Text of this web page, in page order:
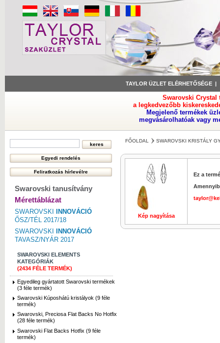
TAYLOR ÜZLET ELÉRHETŐSÉGE
Swarovski Crystal
a legkedvezőbb
Megjelenő termékek
megvásárolhatóak vagy
Swarovski tanusítvány
Mérettáblázat
SWAROVSKI
INNOVÁCIÓ
ŐSZ/TÉL 2017/18
SWAROVSKI
INNOVÁCIÓ
TAVASZ/NYÁR 2017
SWAROVSKI ELEMENTS
KATEGÓRIÁK
(2434 FÉLE TERMÉK)
Egyedileg gyártatott Swarovski termékek
(3 féle termék)
Swarovski Kúposhátú kristályok (9 féle
termék)
Swarovski, Preciosa Flat Backs No Hotfix
(28 féle termék)
Swarovski Flat Backs Hotfix (9 féle
termék)
FŐOLDAL SWAROVSKI KRISTÁLY
Kép nagyítása
Ez a